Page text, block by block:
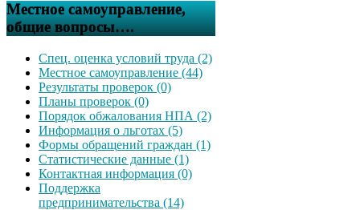
Местное самоуправление,
общие вопросы….
Спец. оценка условий труда (2)
Местное самоуправление (44)
Результаты проверок (0)
Планы проверок (0)
Порядок обжалования НПА (2)
Информация о льготах (5)
Формы обращений граждан (1)
Статистические данные (1)
Контактная информация (0)
Поддержка
предпринимательства (14)